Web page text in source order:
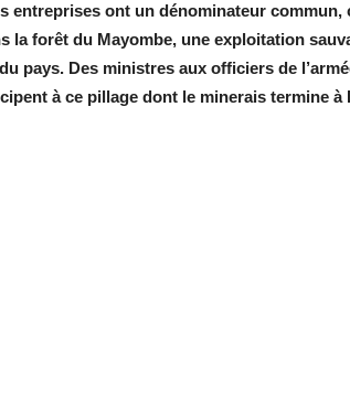
entreprises ont un dénominateur
la forêt du Mayombe, une exploitation
pays. Des ministres aux officiers de
à ce pillage dont le minerais termine à